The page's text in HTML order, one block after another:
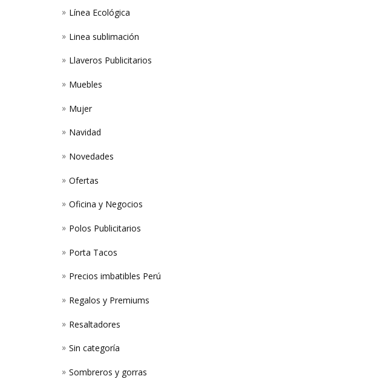
Línea Ecológica
Linea sublimación
Llaveros Publicitarios
Muebles
Mujer
Navidad
Novedades
Ofertas
Oficina y Negocios
Polos Publicitarios
Porta Tacos
Precios imbatibles Perú
Regalos y Premiums
Resaltadores
Sin categoría
Sombreros y gorras